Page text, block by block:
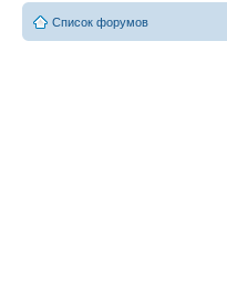
Список форумов